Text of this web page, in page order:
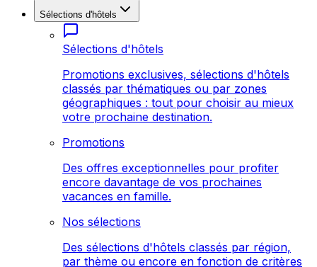
Sélections d'hôtels
Sélections d'hôtels
Promotions exclusives, sélections d'hôtels
classés par thématiques ou par zones
géographiques : tout pour choisir au mieux
votre prochaine destination.
Promotions
Des offres exceptionnelles pour profiter
encore davantage de vos prochaines
vacances en famille.
Nos sélections
Des sélections d'hôtels classés par région,
par thème ou encore en fonction de critères